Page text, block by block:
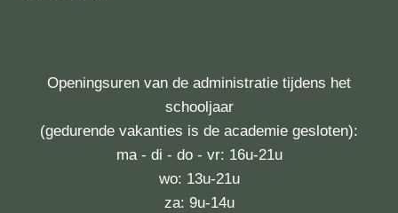
Openingsuren van de administratie tijdens het
schooljaar
(gedurende vakanties is de academie gesloten):
ma - di - do - vr: 16u-21u
wo: 13u-21u
za: 9u-14u